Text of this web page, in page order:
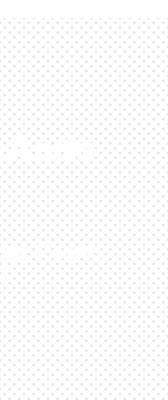
Anda
Resmi